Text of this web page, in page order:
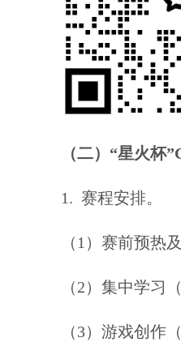
（二） “星火杯”
1. 赛程安排。
（ 1 ）赛前预热及
（2） 集中学习 （
（3） 游戏创作 （